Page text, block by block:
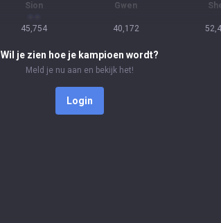
Sion
45,754
Gwen
40,172
Wil je zien hoe je kampioen wordt?
Meld je nu aan en bekijk het!
Login